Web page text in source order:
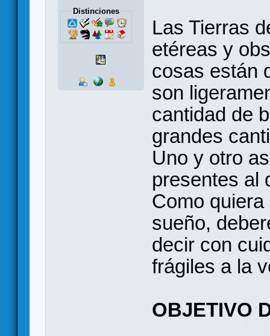
Distinciones
Las Tierras
etéreas y
cosas están
son
cantidad de
grandes
Uno y otro
presentes al
Como
sueño,
decir con
frágiles a la
OBJETIVO